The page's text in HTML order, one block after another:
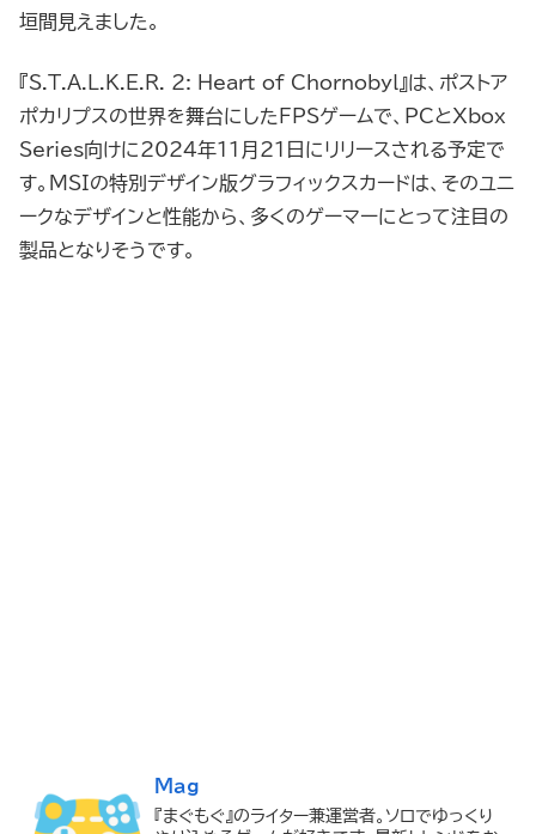
垣間見えました。
『S.T.A.L.K.E.R. 2: Heart of Chornobyl』は、ポストア
ポカリプスの世界を舞台にしたFPSゲームで、PCとXbox
Series向けに2024年11月21日にリリースされる予定で
す。MSIの特別デザイン版グラフィックスカードは、そのユニ
ークなデザインと性能から、多くのゲーマーにとって注目の
製品となりそうです。
Mag
『まぐもぐ』のライター兼運営者。ソロでゆっくり